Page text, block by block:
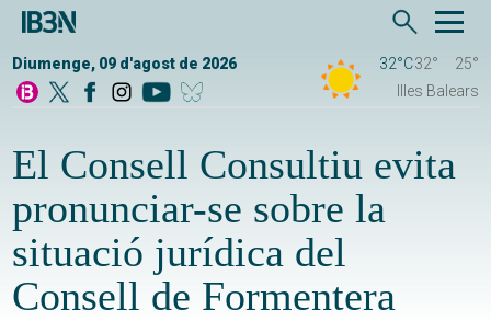
Diumenge, 09 d'agost de 2026 32°C32°
25°
Illes Balears
El Consell Consultiu evita
pronunciar-se sobre la
situació jurídica del
Consell de Formentera